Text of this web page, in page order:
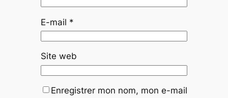
E-mail *
Site web
Enregistrer mon nom, mon e-mail